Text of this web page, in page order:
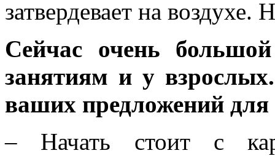
затвердевает на воздухе.
Сейчас очень
занятиям и у
ваших предложений для
– Начать стоит с